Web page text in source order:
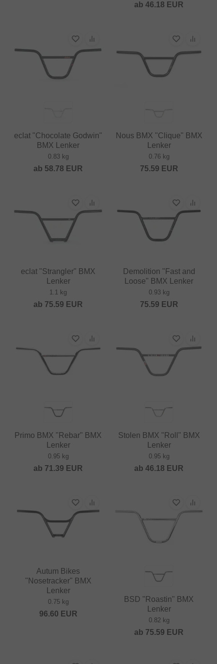
ab 46.18 EUR
eclat "Chocolate Godwin"
BMX Lenker
0.83 kg
ab 58.78 EUR
Nous BMX "Clique" BMX
Lenker
0.76 kg
75.59 EUR
eclat "Strangler" BMX
Lenker
1.1 kg
ab 75.59 EUR
Demolition "Fast and
Loose" BMX Lenker
0.93 kg
75.59 EUR
Primo BMX "Rebar" BMX
Lenker
0.95 kg
ab 71.39 EUR
Stolen BMX "Roll" BMX
Lenker
0.95 kg
ab 46.18 EUR
Autum Bikes
"Nosetracker" BMX
Lenker
0.75 kg
96.60 EUR
BSD "Roastin" BMX
Lenker
0.82 kg
ab 75.59 EUR